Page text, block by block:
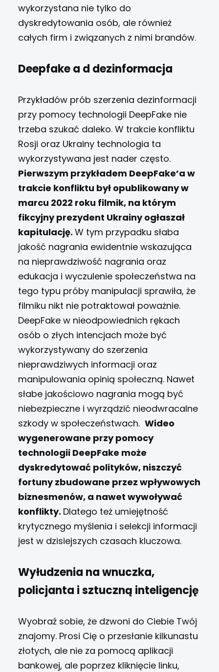
wykorzystana nie tylko do
dyskredytowania osób, ale również
całych firm i związanych z nimi brandów.
Deepfake a d dezinformacja
Przykładów prób szerzenia dezinformacji
przy pomocy technologii DeepFake nie
trzeba szukać daleko. W trakcie konfliktu
Rosji oraz Ukrainy technologia ta
wykorzystywana jest nader często.
Pierwszym przykładem DeepFake’a w
trakcie konfliktu był opublikowany w
marcu 2022 roku filmik, na którym
fikcyjny prezydent Ukrainy ogłaszał
kapitulację.W tym przypadku słaba
jakość nagrania ewidentnie wskazująca
na nieprawdziwość nagrania oraz
edukacja i wyczulenie społeczeństwa na
tego typu próby manipulacji sprawiła, że
filmiku nikt nie potraktował poważnie.
DeepFake w nieodpowiednich rękach
osób o złych intencjach może być
wykorzystywany do szerzenia
nieprawdziwych informacji oraz
manipulowania opinią społeczną. Nawet
słabe jakościowo nagrania mogą być
niebezpieczne i wyrządzić nieodwracalne
szkody w społeczeństwach. Wideo
wygenerowane przy pomocy
technologii DeepFake może
dyskredytować polityków, niszczyć
fortuny zbudowane przez wpływowych
biznesmenów, a nawet wywoływać
konflikty. Dlatego też umiejętność
krytycznego myślenia i selekcji informacji
jest w dzisiejszych czasach kluczowa.
Wyłudzenia na wnuczka,
policjanta i sztuczną inteligencję
Wyobraź sobie, że dzwoni do Ciebie Twój
znajomy. Prosi Cię o przesłanie kilkunastu
złotych, ale nie za pomocą aplikacji
bankowej, ale poprzez kliknięcie linku,